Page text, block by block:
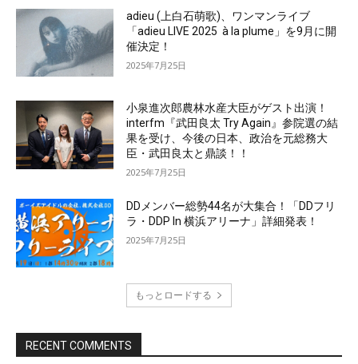
adieu (上白石萌歌)、ワンマンライブ
「adieu LIVE 2025 à la plume」を9月に開
催決定！
2025年7月25日
小泉進次郎農林水産大臣がゲスト出演！
interfm『武田良太 Try Again』参院選の結
果を受け、今後の日本、政治を元総務大
臣・武田良太と鼎談！！
2025年7月25日
DDメンバー総勢44名が大集合！「DDフリ
ラ・DDP In 横浜アリーナ」詳細発表！
2025年7月25日
もっとロードする
RECENT COMMENTS